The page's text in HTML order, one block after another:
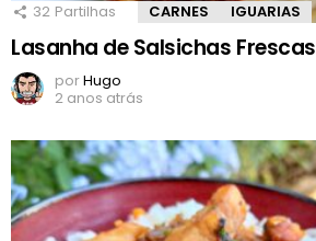
32 Partilhas CARNES IGUARIAS
Lasanha de Salsichas Frescas
porHugo
2 anos atrás